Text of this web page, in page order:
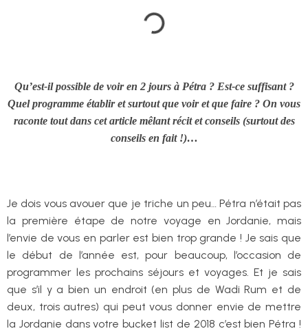
Qu’est-il possible de voir en 2 jours à Pétra ? Est-ce suffisant ?
Quel programme établir et surtout que voir et que faire ? On vous
raconte tout dans cet article mêlant récit et conseils (surtout des
conseils en fait !)…
Je dois vous avouer que je triche un peu… Pétra n’était pas
la première étape de notre voyage en Jordanie, mais
l’envie de vous en parler est bien trop grande ! Je sais que
le début de l’année est, pour beaucoup, l’occasion de
programmer les prochains séjours et voyages. Et je sais
que s’il y a bien un endroit (en plus de Wadi Rum et de
deux, trois autres) qui peut vous donner envie de mettre
la Jordanie dans votre bucket list de 2018 c’est bien Pétra !